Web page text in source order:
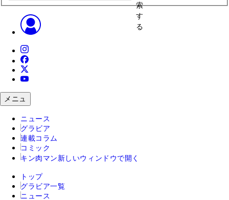
索
す
る
メニュ
ニュース
グラビア
連載コラム
コミック
キン肉マン 新しいウィンドウで開く
トップ
グラビア一覧
ニュース